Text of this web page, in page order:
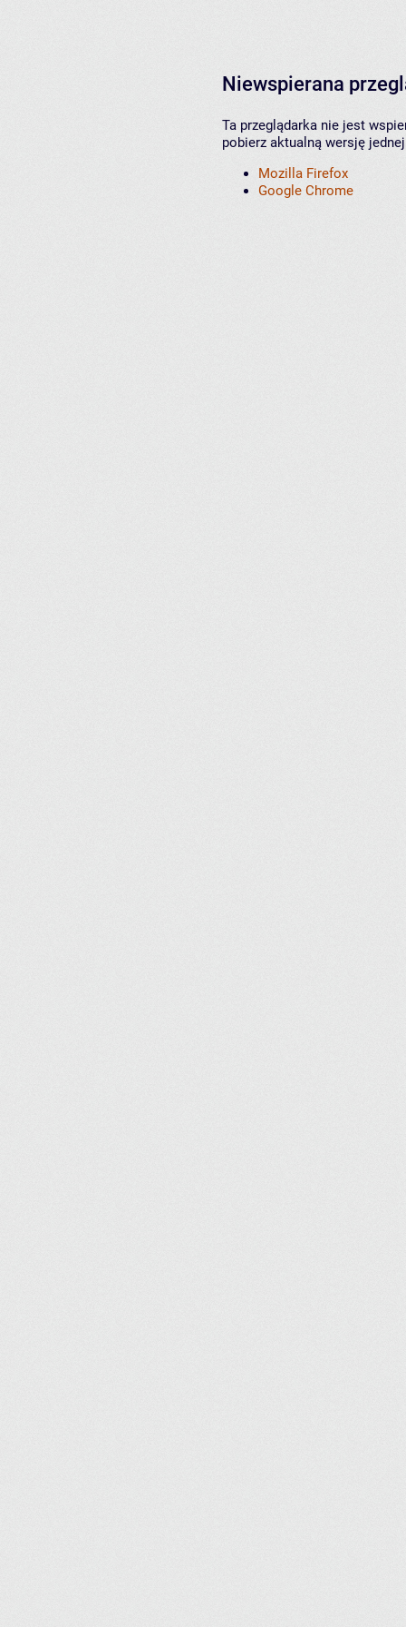
Niewspierana
Ta przeglądarka nie jest
pobierz aktualną wersję
Mozilla Firefox
Google Chrome